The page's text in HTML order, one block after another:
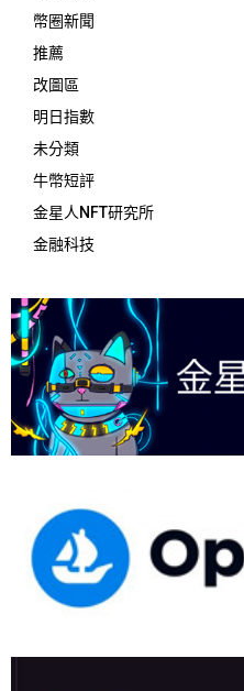
幣圈新聞
推薦
改圖區
明日指數
未分類
牛幣短評
金星人NFT研究所
金融科技